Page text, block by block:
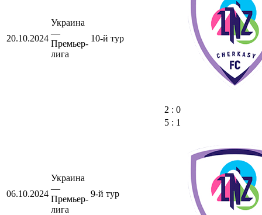
20.10.2024
Украина
—
Премьер-
лига
10-й тур
2 : 0
06.10.2024
Украина
—
Премьер-
лига
9-й тур
5 : 1